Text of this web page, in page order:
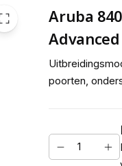
Aruba
poorten,